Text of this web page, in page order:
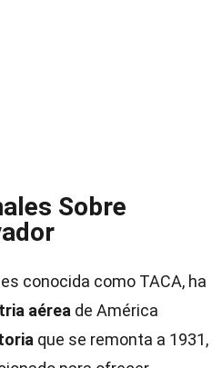
Sobre
conocida como TACA, ha
aérea de América
que se remonta a 1931,